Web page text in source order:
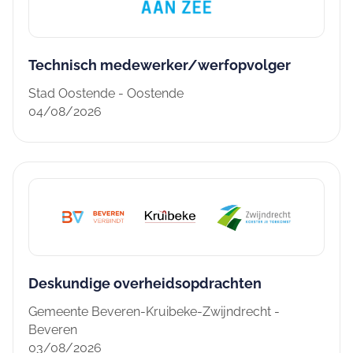
Technisch medewerker/werfopvolger
Stad Oostende - Oostende
04/08/2026
Deskundige overheidsopdrachten
Gemeente Beveren-Kruibeke-Zwijndrecht -
Beveren
03/08/2026